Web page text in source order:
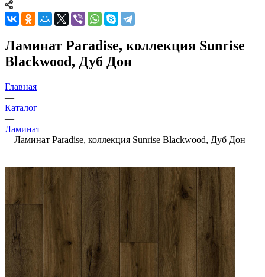
Ламинат Paradise, коллекция Sunrise
Blackwood, Дуб Дон
Главная
—
Каталог
—
Ламинат
—Ламинат Paradise, коллекция Sunrise Blackwood, Дуб Дон